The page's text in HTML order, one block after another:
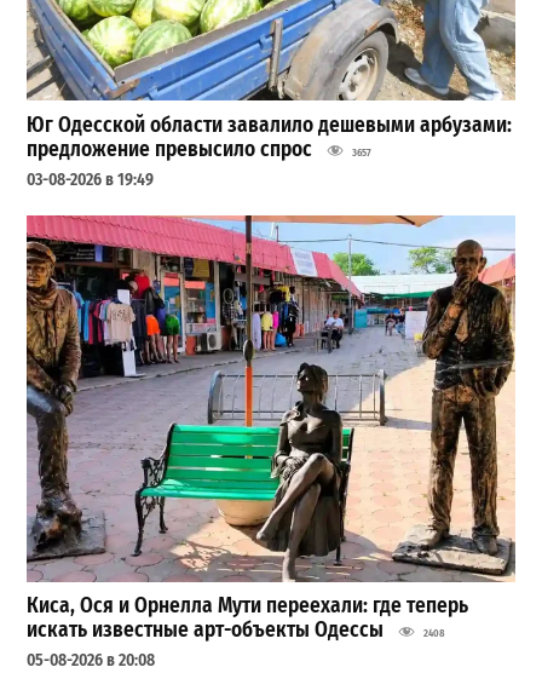
Юг Одесской области завалило дешевыми арбузами:
предложение превысило спрос
3657
03-08-2026 в 19:49
Киса, Ося и Орнелла Мути переехали: где теперь
искать известные арт-объекты Одессы
2408
05-08-2026 в 20:08